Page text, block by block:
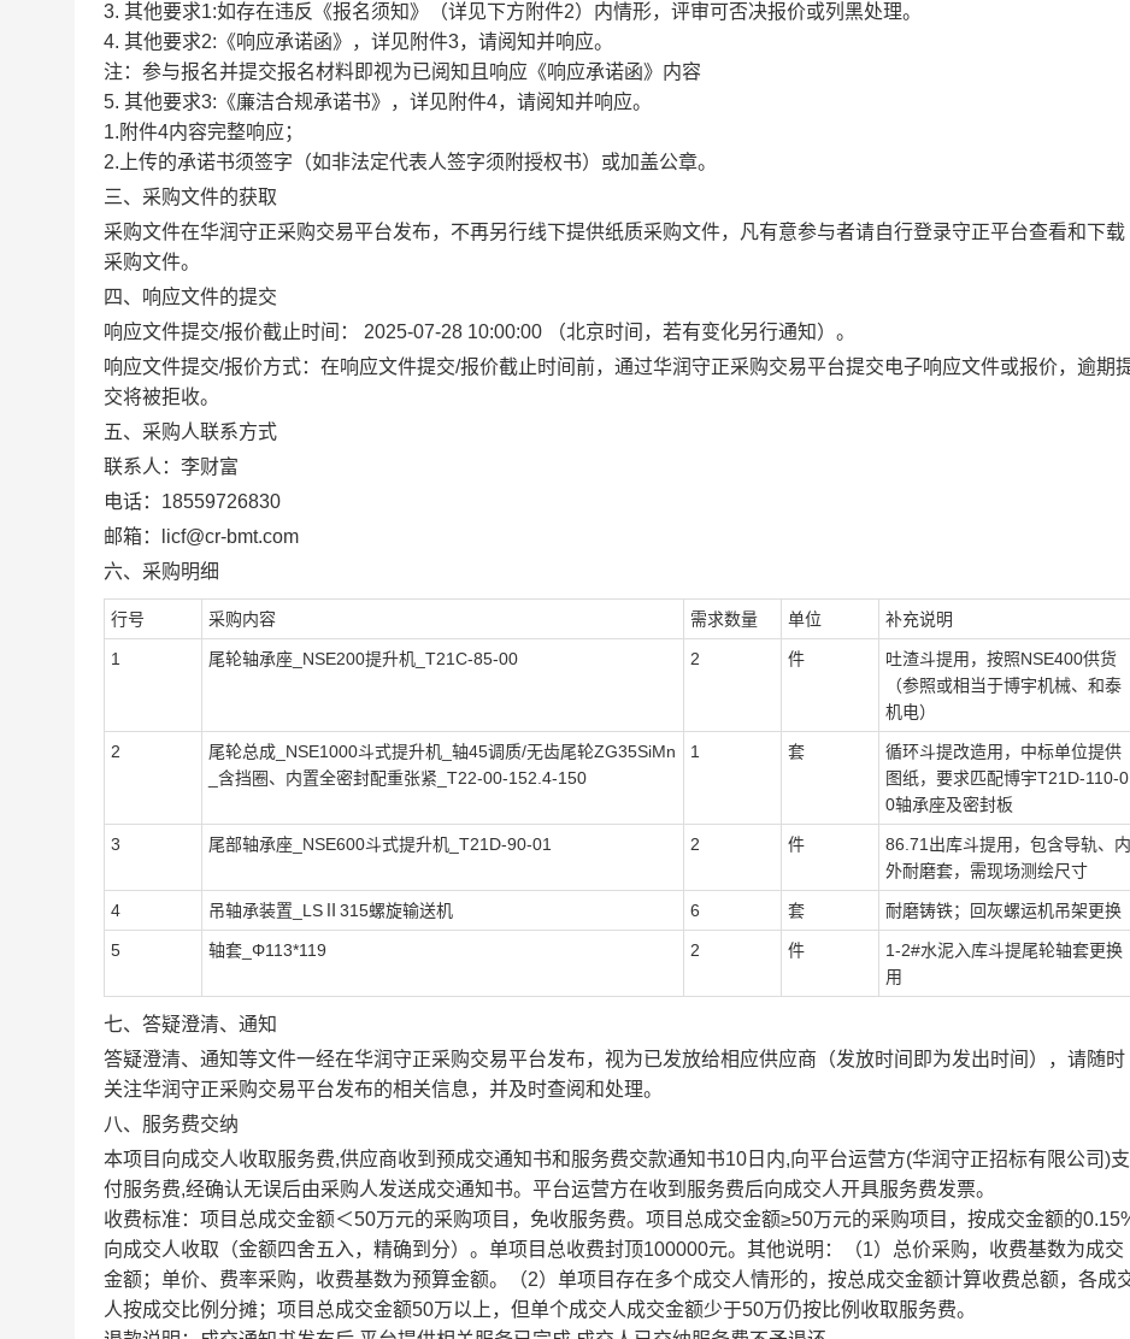
3. 其他要求1:如存在违反《报名须知》（详见下方附件2）内情形，评审可否决报价或列黑处理。
4. 其他要求2:《响应承诺函》，详见附件3，请阅知并响应。
注：参与报名并提交报名材料即视为已阅知且响应《响应承诺函》内容
5. 其他要求3:《廉洁合规承诺书》，详见附件4，请阅知并响应。
1.附件4内容完整响应；
2.上传的承诺书须签字（如非法定代表人签字须附授权书）或加盖公章。
三、采购文件的获取
采购文件在华润守正采购交易平台发布，不再另行线下提供纸质采购文件，凡有意参与者请自行登录守正平台查看和下载
采购文件。
四、响应文件的提交
响应文件提交/报价截止时间： 2025-07-28 10:00:00
（北京时间，若有变化另行通知）。
响应文件提交/报价方式：在响应文件提交/报价截止时间前，通过华润守正采购交易平台提交电子响应文件或报价，逾期
交将被拒收。
五、采购人联系方式
联系人：李财富
电话：18559726830
邮箱：licf@cr-bmt.com
六、采购明细
行号 采购内容 需求数量 单位 补充说明
1 尾轮轴承座_NSE200提升机_T21C-85-00 2 件
吐渣斗提用，按照NSE400供货
（参照或相当于博宇机械、和泰
机电）
2
尾轮总成_NSE1000斗式提升机_轴45调质/无齿尾轮ZG35SiMn
_含挡圈、内置全密封配重张紧_T22-00-152.4-150
1 套
循环斗提改造用，中标单位提供
图纸，要求匹配博宇T21D-110-0
0轴承座及密封板
3 尾部轴承座_NSE600斗式提升机_T21D-90-01 2 件
86.71出库斗提用，包含导轨、内
外耐磨套，需现场测绘尺寸
4 吊轴承装置_LSⅡ315螺旋输送机 6 套 耐磨铸铁；回灰螺运机吊架更换
5 轴套_Φ113*119 2 件
1-2#水泥入库斗提尾轮轴套更换
用
七、答疑澄清、通知
答疑澄清、通知等文件一经在华润守正采购交易平台发布，视为已发放给相应供应商（发放时间即为发出时间），请随时
关注华润守正采购交易平台发布的相关信息，并及时查阅和处理。
八、服务费交纳
本项目向成交人收取服务费,供应商收到预成交通知书和服务费交款通知书10日内,向平台运营方(华润守正招标有限公司)支
付服务费,经确认无误后由采购人发送成交通知书。平台运营方在收到服务费后向成交人开具服务费发票。
收费标准：项目总成交金额＜50万元的采购项目，免收服务费。项目总成交金额≥50万元的采购项目，按成交金额的
向成交人收取（金额四舍五入，精确到分）。单项目总收费封顶100000元。其他说明：（1）总价采购，收费基数为成交
金额；单价、费率采购，收费基数为预算金额。（2）单项目存在多个成交人情形的，按总成交金额计算收费总额，各成
人按成交比例分摊；项目总成交金额50万以上，但单个成交人成交金额少于50万仍按比例收取服务费。